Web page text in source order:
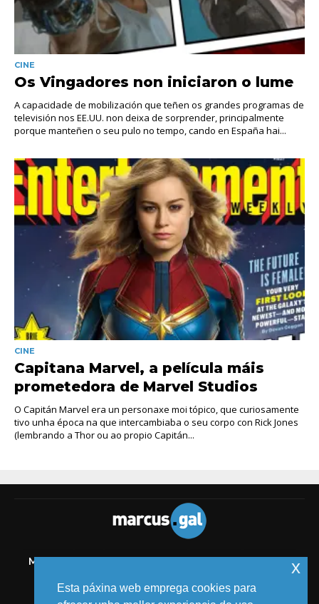
CINE
Os Vingadores non iniciaron o lume
A capacidade de mobilización que teñen os grandes programas de
televisión nos EE.UU. non deixa de sorprender, principalmente
porque manteñen o seu pulo no tempo, cando en España hai...
CINE
Capitana Marvel, a película máis
prometedora de Marvel Studios
O Capitán Marvel era un personaxe moi tópico, que curiosamente
tivo unha época na que intercambiaba o seu corpo con Rick Jones
(lembrando a Thor ou ao propio Capitán...
MELIDE TIC AUDIOVISUAL COMICS
MEDIOS
EVENTOS
Esta páxina web emprega cookies para
x